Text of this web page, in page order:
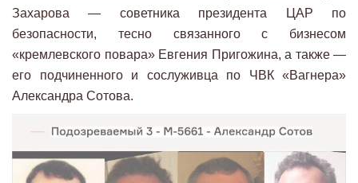
Захарова — советника президента ЦАР по
безопасности, тесно связанного с бизнесом
«кремлевского повара» Евгения Пригожина, а также —
его подчиненного и сослуживца по ЧВК «Вагнера»
Александра Сотова.